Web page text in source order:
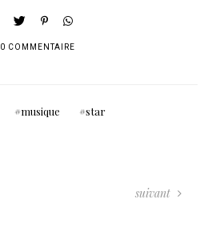
0 COMMENTAIRE
musique star
suivant